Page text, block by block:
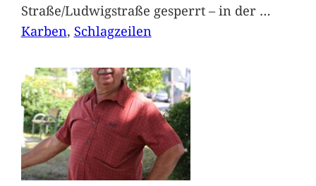
Straße/Ludwigstraße gesperrt – in der …
Karben, Schlagzeilen